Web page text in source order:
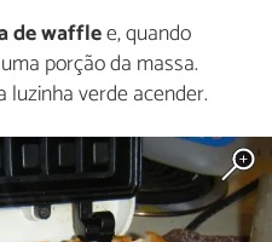
de wafflee, quando
porção da massa.
luzinha verde acender.